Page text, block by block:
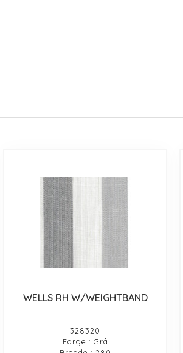
WELLS RH W/WEIGHTBAND
328320
Farge : Grå